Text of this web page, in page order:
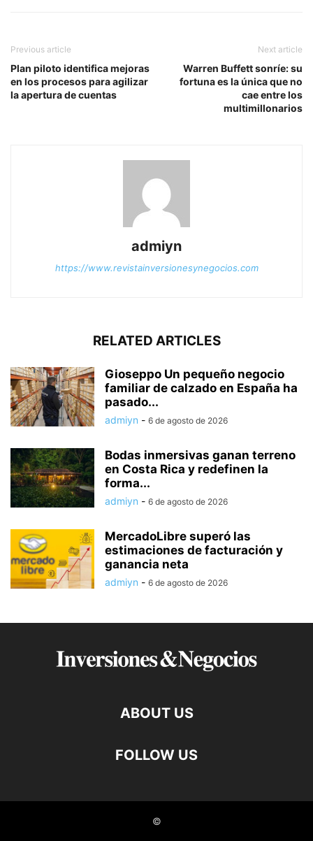
Previous article
Plan piloto identifica mejoras
en los procesos para agilizar
la apertura de cuentas
Next article
Warren Buffett sonríe: su
fortuna es la única que no
cae entre los
multimillonarios
admiyn
https://www.revistainversionesynegocios.com
RELATED ARTICLES
Gioseppo Un pequeño negocio
familiar de calzado en España ha
pasado...
admiyn - 6 de agosto de 2026
Bodas inmersivas ganan terreno
en Costa Rica y redefinen la
forma...
admiyn - 6 de agosto de 2026
MercadoLibre superó las
estimaciones de facturación y
ganancia neta
admiyn - 6 de agosto de 2026
ABOUT US
FOLLOW US
©